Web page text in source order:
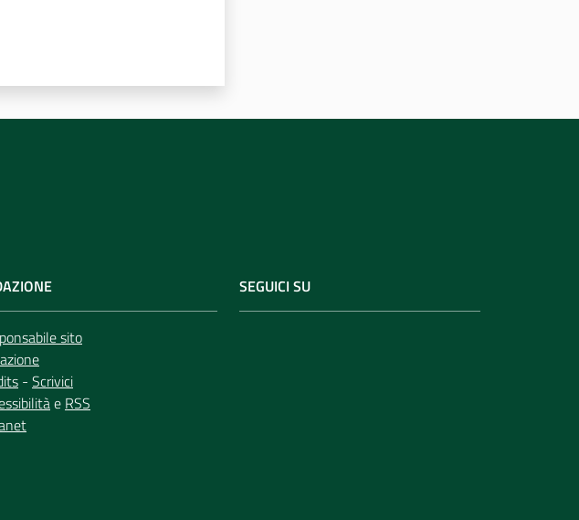
sito
- Scrivici
e RSS
SEGUICI SU